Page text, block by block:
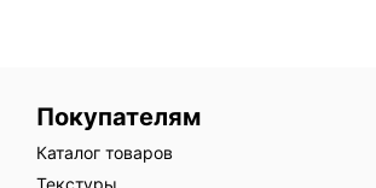
Покупателям
Каталог товаров